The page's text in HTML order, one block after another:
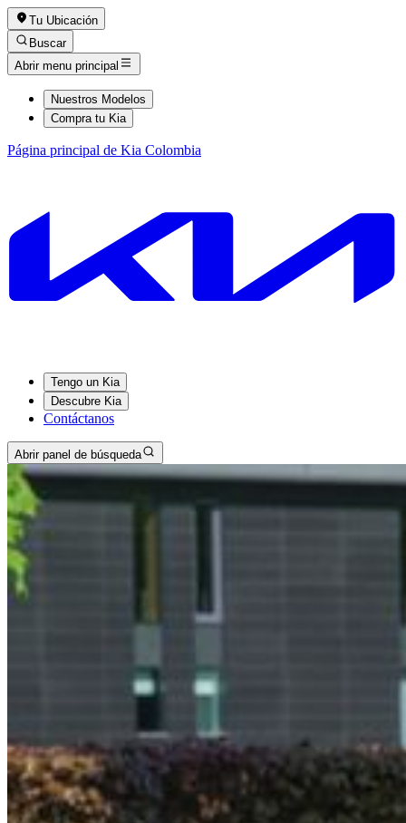
Tu Ubicación
Buscar
Abrir menu principal
Nuestros Modelos
Compra tu Kia
Página principal de Kia Colombia
Tengo un Kia
Descubre Kia
Contáctanos
Abrir panel de búsqueda